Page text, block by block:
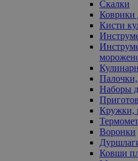
Скалки
Коврики
Кисти
Наборы
Кружки,
Воронки
Ковши